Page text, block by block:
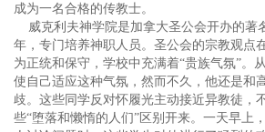
成为一名合格的传教士。
威克利夫神学院是加拿大圣公会开办的著
年，专门培养神职人员。圣公会的宗教观点
为正统和保守，学校中充满着“贵族气氛”。
使自己适应这种气氛，然而不久，他还是和
歧。这些同学反对怀履光主动接近异教徒，
些“堕落和懒惰的人们”区别开来。一天早上